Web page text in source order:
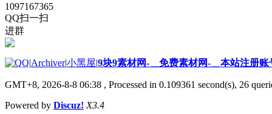
1097167365
QQ扫一扫
进群
|Archiver|小黑屋|9块9素材网-＿免费素材网-＿本站注册账
GMT+8, 2026-8-8 06:38 , Processed in 0.109361 second(s), 26
Powered by Discuz! X3.4